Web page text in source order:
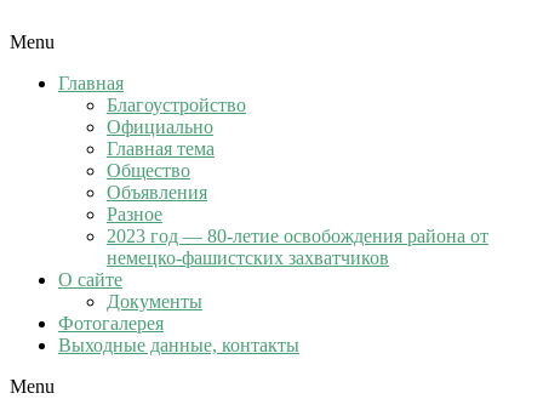
Menu
Главная
Благоустройство
Официально
Главная тема
Общество
Объявления
Разное
2023 год — 80-летие освобождения района от
немецко-фашистских захватчиков
О сайте
Документы
Фотогалерея
Выходные данные, контакты
Menu